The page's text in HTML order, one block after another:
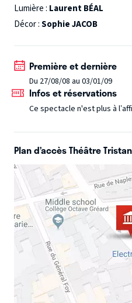
affabulations
d'étonnantes vérités et
meilleurs amis. La seule
que SANS MENTIR, rien ne
Lumière : Laurent BÉAL
Décor :Sophie JACOB
Première et dernière
Du 27/08/08 au 03/01/09
Infos et réservations
Ce spectacle n'est plus à
Plan d’accès Théâtre